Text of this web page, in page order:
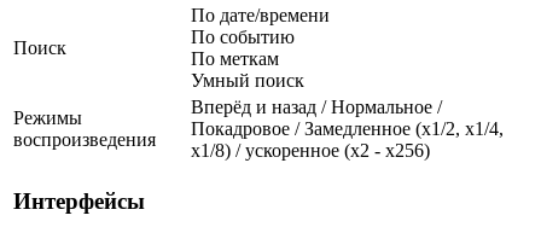
Поиск
По дате/времени
По событию
По меткам
Умный поиск
Режимы
воспроизведения
Вперёд и назад / Нормальное /
Покадровое / Замедленное (х1/2, х1/4,
х1/8) / ускоренное (х2 - х256)
Интерфейсы